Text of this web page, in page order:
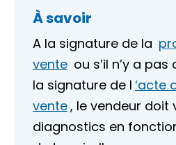
À savoir
A la signature de la
vente ou s’il n’y a
la signature de l ‘acte
vente, le vendeur doit
diagnostics en